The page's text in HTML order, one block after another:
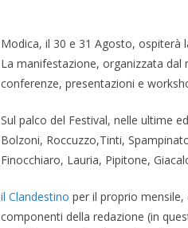
Modica, il 30 e 31 Agosto, ospiterà
La manifestazione, organizzata dal
conferenze, presentazioni e
Sul palco del Festival, nelle ultime
Bolzoni, Roccuzzo,Tinti,
Finocchiaro, Lauria, Pipitone,
il Clandestino per il proprio
componenti della redazione (in